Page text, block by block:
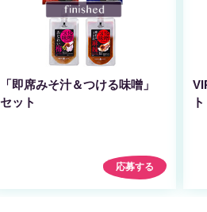
「即席みそ汁＆つける味噌」
セット
応募する
ト